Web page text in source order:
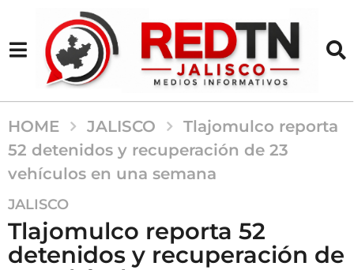
HOME JALISCO
Tlajomulco reporta
52 detenidos y recuperación de 23
vehículos en una semana
3
m
e
s
JALISCO
Tlajomulco reporta 52
detenidos y recuperación de